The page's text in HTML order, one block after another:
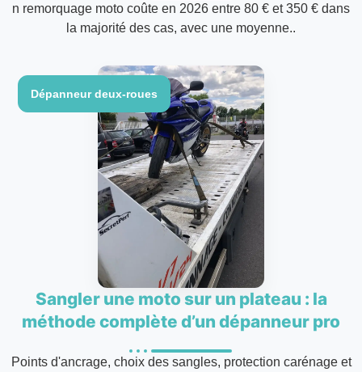
n remorquage moto coûte en 2026 entre 80 € et 350 € dans
la majorité des cas, avec une moyenne..
Dépanneur deux-roues
Sangler une moto sur un plateau : la
méthode complète d’un dépanneur pro
Points d'ancrage, choix des sangles, protection carénage et